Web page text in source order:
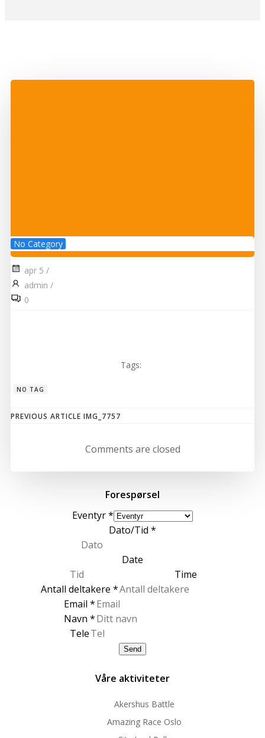
No Category
apr 5 /
admin /
0
Tags:
NO TAG
Post
navigation
PREVIOUS ARTICLE IMG_7757
Comments are closed
Forespørsel
Eventyr*
Dato/Tid *
Date
Time
Antall deltakere *
Email *
Navn *
Tele
Send
Våre aktiviteter
Akershus Battle
Amazing Race Oslo